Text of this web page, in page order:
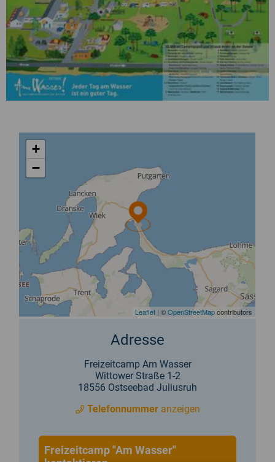
Adresse
Freizeitcamp Am Wasser
Wittower Straße 1-2
18556 Ostseebad Juliusruh
Telefonnummeranzeigen
Freizeitcamp "Am Wasser"